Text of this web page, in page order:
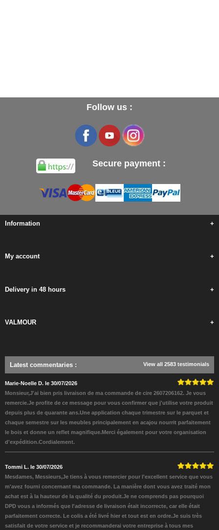
Follow us :
Secure payment :
Information +
My account +
Delivery in 48 hours +
VALMOUR +
Latest commentaries : View all 2583 testimonials
Marie-Noelle D. le 30/07/2026
Monsieur,J'ai bien pris livraison de ma commande de cire 2607206162. Je vous
remercie.Je profite de ce message pour vous confirmer que j'utilise votre produit
depuis plus de quarante ans.Une application chaque trimestre sur le parquet et
chaque semestre sur les meubles principalement en acajou nourrit parfaitement
le bois et donne un reflet magnifique.Merci également pour votre organisation
d'expédition.Cordialement.
Tommi L. le 30/07/2026
Mesdames, Messieurs,Je tiens à vous remercier pour l'excellent service que vous
m'avez fourni concernant ma commande. La manière dont vous avez traité mon
achat est à la hauteur de la qualité du produit.Je ne comprends pas pourquoi
DPD vous a informés que l'adresse de livraison était incorrecte, car elle était
parfaitement correcte. Le colis a été livré hier et tout est en ordre.Je suis très
satisfait de votre service et je recommanderai votre entreprise à tous mes